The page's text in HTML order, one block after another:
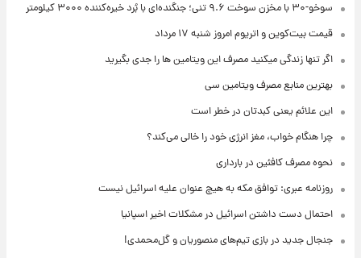
سوخو-۳۰ با مخزن سوخت ۹.۶ تنی؛ جنگنده‌ای با بُرد خیره‌کننده ۳۰۰۰ کیلومتر
قیمت بیت‌کوین و اتریوم امروز شنبه ۱۷ مرداد
اگر تنها زندگی میکنید مصرف این ویتامین ها را جدی بگیرید
بهترین منابع مصرف ویتامین سی
این علائم یعنی کبدتان در خطر است
چرا هنگام خواب، مغز انرژی خود را خالی می‌کند؟
نحوه مصرف کافئین در بارداری
روزنامه عبری: توافق مکه به هیچ عنوان علیه اسرائیل نیست
احتمال دست داشتن اسرائیل در مشکلات اخیر اسپانیا
جنجال جدید در بازی تیم‌های منصوریان و گل‌محمدی!